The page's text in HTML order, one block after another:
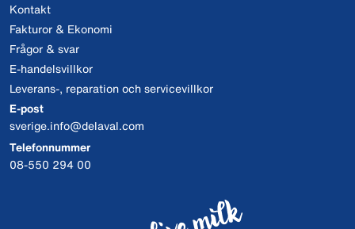
Kontakt
Fakturor & Ekonomi
Frågor & svar
E-handelsvillkor
Leverans-, reparation och servicevillkor
E-post
sverige.info@delaval.com
Telefonnummer
08-550 294 00